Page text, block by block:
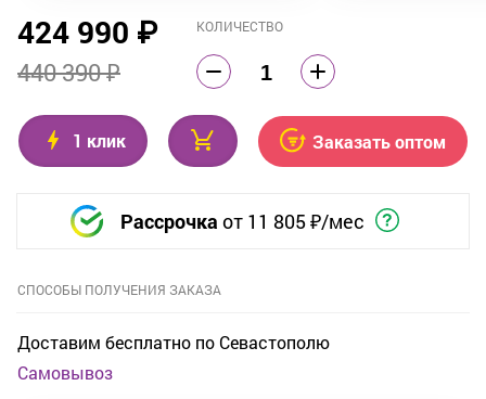
КОЛИЧЕСТВО
424 990 ₽
440 390 ₽
1 клик Заказать оптом
Рассрочка от 11 805₽/мес
СПОСОБЫ ПОЛУЧЕНИЯ ЗАКАЗА
Доставим бесплатно по Севастополю
Самовывоз